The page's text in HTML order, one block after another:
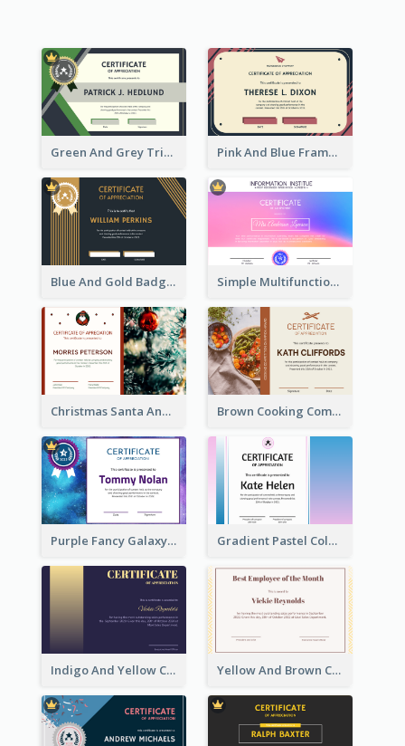
Green And Grey Triangles With Badge Certificate Pink And Blue Frame Company Certificate
Blue And Gold Badge Appreciation Certificate Simple Multifunctional Certificate Design Ideas
Christmas Santa And Tree Photo Certificate Brown Cooking Competition Award Certificate
Purple Fancy Galaxy Certificate Gradient Pastel Color Certificate
Indigo And Yellow Certificate Design of Recommendation Yellow And Brown Certificate Of Recommendation